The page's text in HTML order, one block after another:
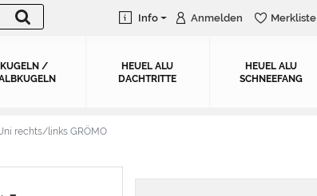
Info Anmelden Merkliste
KUGELN /
HEUEL ALU
DACHTRITTE
HEUEL ALU
SCHNEEFANG
rechts/links GRÖMO